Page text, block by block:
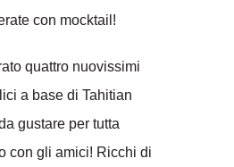
con mocktail!
quattro nuovissimi
a base di Tahitian
gustare per tutta
con gli amici! Ricchi di